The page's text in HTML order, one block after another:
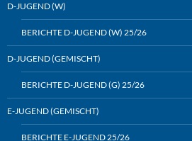
D-JUGEND (W)
BERICHTE D-JUGEND (W) 25/26
D-JUGEND (GEMISCHT)
BERICHTE D-JUGEND (G) 25/26
E-JUGEND (GEMISCHT)
BERICHTE E-JUGEND 25/26